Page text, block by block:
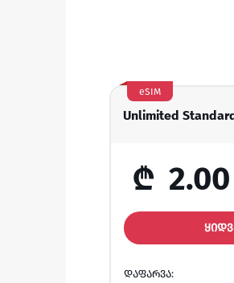
Unlimited
eSIM
₾ 2.00
ᲓᲐᲤᲐᲠᲕᲐ: